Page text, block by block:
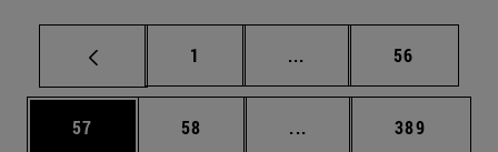
Página
1 ... Páginas intermedias
Página
56
Página
57 Página
58 ... Páginas intermedias
Página
389